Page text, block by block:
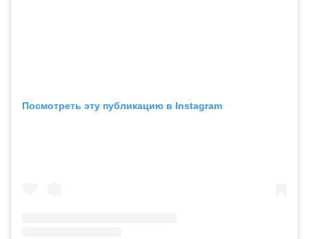
Посмотреть эту публикацию в Instagram